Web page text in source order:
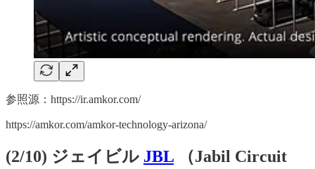
参照源：https://ir.amkor.com/
https://amkor.com/amkor-technology-arizona/
(2/10) ジェイビル JBL （Jabil Circuit